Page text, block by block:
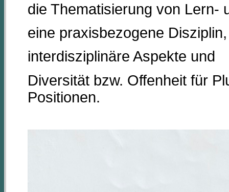
die Thematisierung von Lern-
eine praxisbezogene Disziplin,
interdisziplinäre Aspekte und
Diversität bzw. Offenheit für
Positionen.